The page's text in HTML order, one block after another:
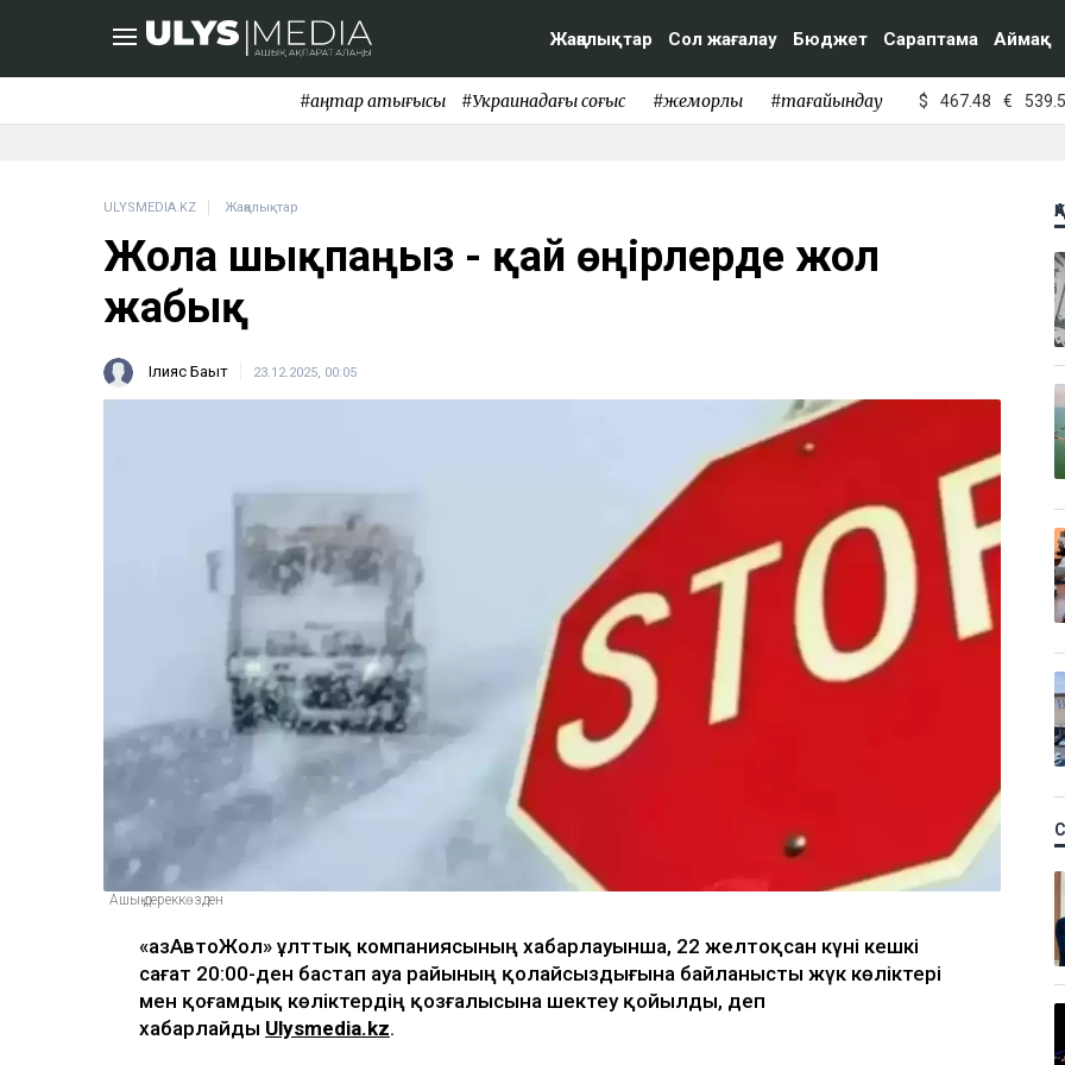
Жаңалықтар Сол жағалау Бюджет Сараптама Аймақ
#қаңтар қақтығысы #Украинадағы соғыс #жемқорлық #тағайындау $ 467.48 €
ULYSMEDIA.KZ Жаңалықтар
Жолға шықпаңыз - қай өңірлерде жол
жабық
Ілияс Бақыт 23.12.2025, 00:05
Ашық дереккөзден
«ҚазАвтоЖол» ұлттық компаниясының хабарлауынша, 22 желтоқсан күні кешкі
сағат 20:00-ден бастап ауа райының қолайсыздығына байланысты жүк көліктері
мен қоғамдық көліктердің қозғалысына шектеу қойылды, деп
хабарлайды Ulysmedia.kz.